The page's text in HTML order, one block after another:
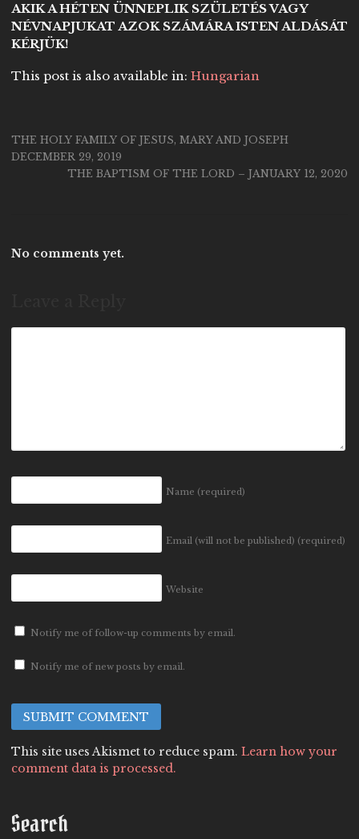
AKIK A HÉTEN ÜNNEPLIK SZÜLETÉS VAGY
NÉVNAPJUKAT AZOK SZÁMÁRA ISTEN ALDÁSÁT
KÉRJÜK!
This post is also available in: Hungarian
THE HOLY FAMILY OF JESUS, MARY AND JOSEPH
DECEMBER 29, 2019
THE BAPTISM OF THE LORD – JANUARY 12, 2020
No comments yet.
Name (required)
Email (will not be published) (required)
Website
Notify me of follow-up comments by email.
Notify me of new posts by email.
This site uses Akismet to reduce spam. Learn how your
comment data is processed.
Search